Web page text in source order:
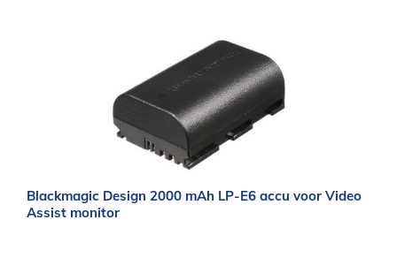
Blackmagic Design 2000 mAh LP-E6 accu voor Video
Assist monitor